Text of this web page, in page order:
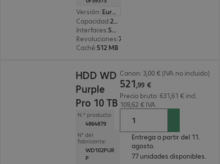
Versión:
Europa
Capacidad: 26 TB
Interfaces: SAS (12 Gbit/s) 8,9 cm (3,5")
Revoluciones:
Caché:512 MB
HDD WD
Purple
Pro 10 TB
N.º producto:
4864879
N° del
fabricante:
WD102PUR
P
Canon: 3,00 € (IVA no incluido)
521,99 €
Precio bruto: 631,61 € incl.
109,62 € IVA
Entrega a partir del 11.
agosto.
77 unidades disponibles.